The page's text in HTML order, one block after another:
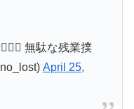
無駄な残業撲
April 25,